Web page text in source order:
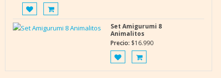
Set Amigurumi 8
Animalitos
Precio: $16.990